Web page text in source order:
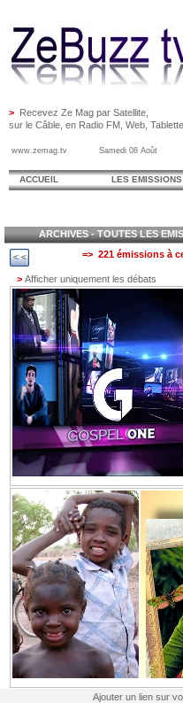
> Recevez Ze Mag par Satellite,
sur le Câble, en Radio FM, Web,
www.zemag.tv Samedi 08 Août
ACCUEIL LES EMISSIONS
ARCHIVES - TOUTES LES
=> 221 émissions à
> Afficher uniquement les débats
Ajouter un lien sur